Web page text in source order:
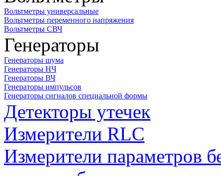
Вольтметры универсальные
Вольтметры переменного напряжения
Вольтметры СВЧ
Генераторы
Генераторы шума
Генераторы НЧ
Генераторы ВЧ
Генераторы импульсов
Генераторы сигналов специальной формы
Детекторы утечек
Измерители RLC
Измерители параметров